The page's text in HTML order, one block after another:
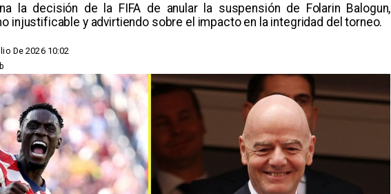
la decisión de la FIFA de anular la suspensión de Folarin Balogun,
injustificable y advirtiendo sobre el impacto en la integridad del torneo.
De 2026 10:02